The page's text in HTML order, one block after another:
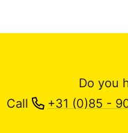
Do you
Call
+31 (0)85 -